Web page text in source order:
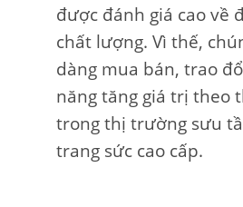
được đánh giá cao về
chất lượng. Vì thế,
dàng mua bán, trao
năng tăng giá trị theo
trong thị trường sưu
trang sức cao cấp.